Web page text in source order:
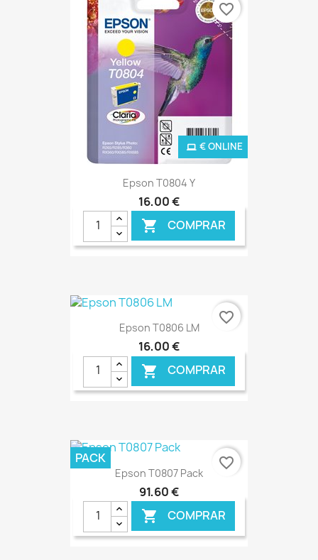
Epson T0804 Y
16,00 €
 COMPRAR
€ ONLINE
favorite_border
Epson T0806 LM
16,00 €
 COMPRAR
€ ONLINE
favorite_border
Epson T0807 Pack
91,60 €
 COMPRAR
PACK favorite_border